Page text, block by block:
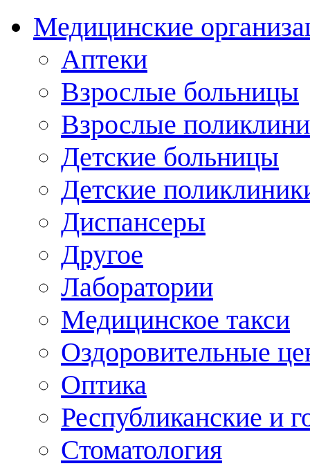
Медицинские
Аптеки
Взрослые больницы
Взрослые
Детские больницы
Детские
Диспансеры
Другое
Лаборатории
Медицинское такси
Оздоровительные
Оптика
Республиканские и
Стоматология